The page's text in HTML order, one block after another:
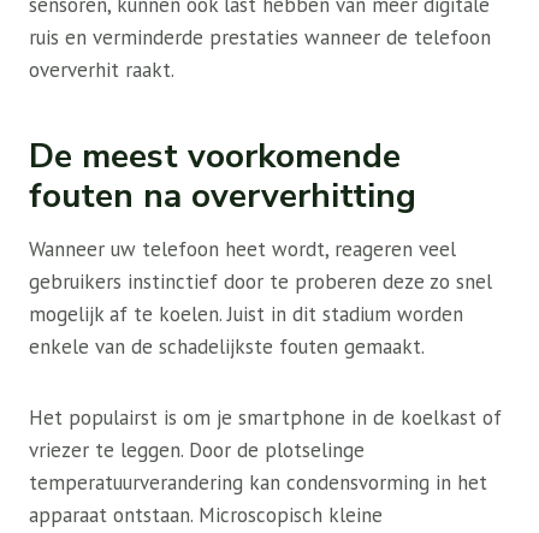
ruis en verminderde prestaties wanneer de telefoon
oververhit raakt.
De meest voorkomende
fouten na oververhitting
Wanneer uw telefoon heet wordt, reageren veel
gebruikers instinctief door te proberen deze zo snel
mogelijk af te koelen. Juist in dit stadium worden
enkele van de schadelijkste fouten gemaakt.
Het populairst is om je smartphone in de koelkast of
vriezer te leggen. Door de plotselinge
temperatuurverandering kan condensvorming in het
apparaat ontstaan. Microscopisch kleine